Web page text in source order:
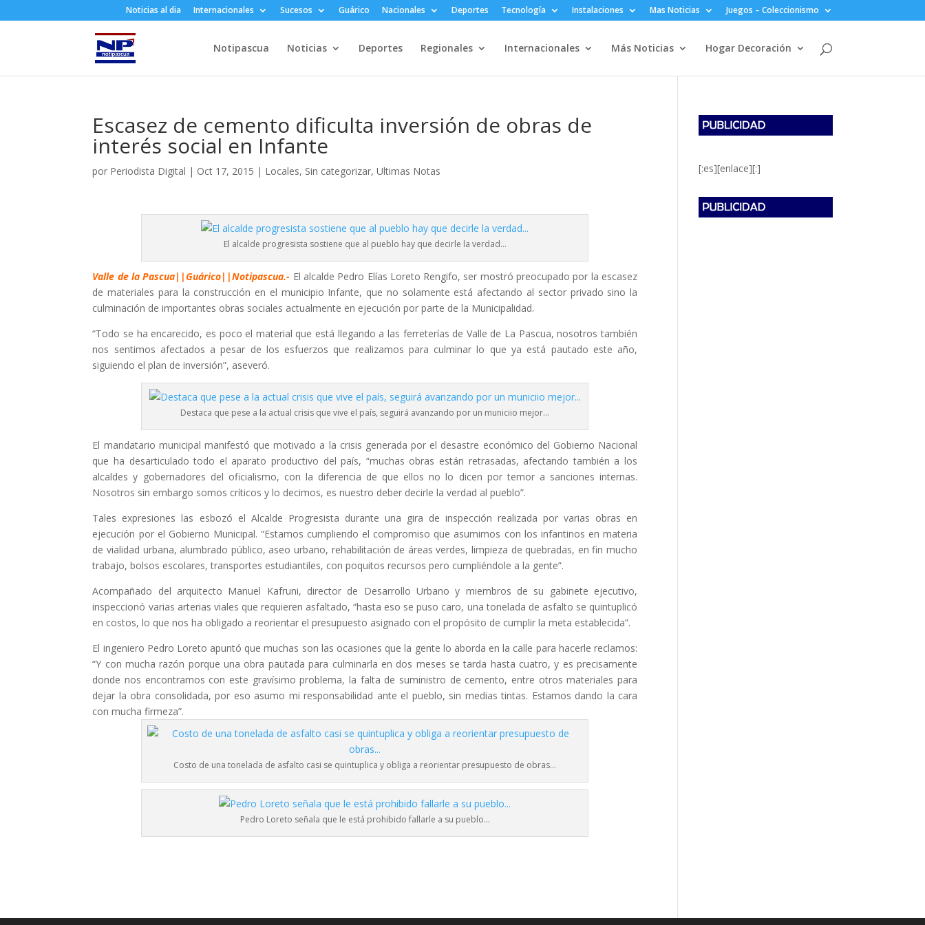
Noticias al dia Internacionales Sucesos Guárico Nacionales Deportes Tecnología Instalaciones Mas Noticias Juegos – Coleccionismo
Notipascua Noticias Deportes Regionales Internacionales Más Noticias Hogar Decoración
Escasez de cemento dificulta inversión de obras de
interés social en Infante
por Periodista Digital | Oct 17, 2015 | Locales, Sin categorizar,Ultimas Notas
El alcalde progresista sostiene que al pueblo hay que decirle la verdad…
Valle de la Pascua||Guárico||Notipascua.- El alcalde Pedro Elías Loreto Rengifo, ser mostró preocupado por la escasez
de materiales para la construcción en el municipio Infante, que no solamente está afectando al sector privado sino la
culminación de importantes obras sociales actualmente en ejecución por parte de la Municipalidad.
“Todo se ha encarecido, es poco el material que está llegando a las ferreterías de Valle de La Pascua, nosotros también
nos sentimos afectados a pesar de los esfuerzos que realizamos para culminar lo que ya está pautado este año,
siguiendo el plan de inversión”, aseveró.
Destaca que pese a la actual crisis que vive el país, seguirá avanzando por un municiio mejor…
El mandatario municipal manifestó que motivado a la crisis generada por el desastre económico del Gobierno Nacional
que ha desarticulado todo el aparato productivo del país, “muchas obras están retrasadas, afectando también a los
alcaldes y gobernadores del oficialismo, con la diferencia de que ellos no lo dicen por temor a sanciones internas.
Nosotros sin embargo somos críticos y lo decimos, es nuestro deber decirle la verdad al pueblo”.
Tales expresiones las esbozó el Alcalde Progresista durante una gira de inspección realizada por varias obras en
ejecución por el Gobierno Municipal. “Estamos cumpliendo el compromiso que asumimos con los infantinos en materia
de vialidad urbana, alumbrado público, aseo urbano, rehabilitación de áreas verdes, limpieza de quebradas, en fin mucho
trabajo, bolsos escolares, transportes estudiantiles, con poquitos recursos pero cumpliéndole a la gente”.
Acompañado del arquitecto Manuel Kafruni, director de Desarrollo Urbano y miembros de su gabinete ejecutivo,
inspeccionó varias arterias viales que requieren asfaltado, “hasta eso se puso caro, una tonelada de asfalto se quintuplicó
en costos, lo que nos ha obligado a reorientar el presupuesto asignado con el propósito de cumplir la meta establecida”.
El ingeniero Pedro Loreto apuntó que muchas son las ocasiones que la gente lo aborda en la calle para hacerle reclamos:
“Y con mucha razón porque una obra pautada para culminarla en dos meses se tarda hasta cuatro, y es precisamente
donde nos encontramos con este gravísimo problema, la falta de suministro de cemento, entre otros materiales para
dejar la obra consolidada, por eso asumo mi responsabilidad ante el pueblo, sin medias tintas. Estamos dando la cara
con mucha firmeza”.
Costo de una tonelada de asfalto casi se quintuplica y obliga a reorientar presupuesto de obras…
Pedro Loreto señala que le está prohibido fallarle a su pueblo…
[:es][enlace][:]